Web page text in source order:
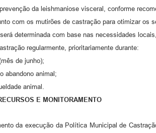
da leishmaniose visceral, conforme
com os mutirões de castração para otimizar os
determinada com base nas necessidades
regularmente, prioritariamente durante:
de junho);
abandono animal;
animal.
E MONITORAMENTO
da execução da Política Municipal de